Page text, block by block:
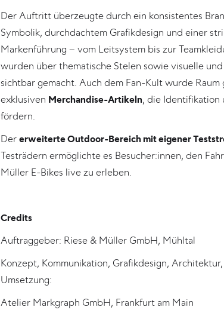
Der Auftritt überzeugte durch ein konsistentes
Symbolik, durchdachtem Grafikdesign und einer
Markenführung – vom Leitsystem bis zur
wurden über thematische Stelen sowie visuelle
sichtbar gemacht. Auch dem Fan-Kult wurde Raum
exklusiven Merchandise-Artikeln, die Identifikation
fördern.
Der erweiterte Outdoor-Bereich mit eigener
Testrädern ermöglichte es Besucher:innen, den
Müller E-Bikes live zu erleben.
Credits
Auftraggeber: Riese & Müller GmbH, Mühltal
Konzept, Kommunikation, Grafikdesign,
Umsetzung:
Atelier Markgraph GmbH, Frankfurt am Main